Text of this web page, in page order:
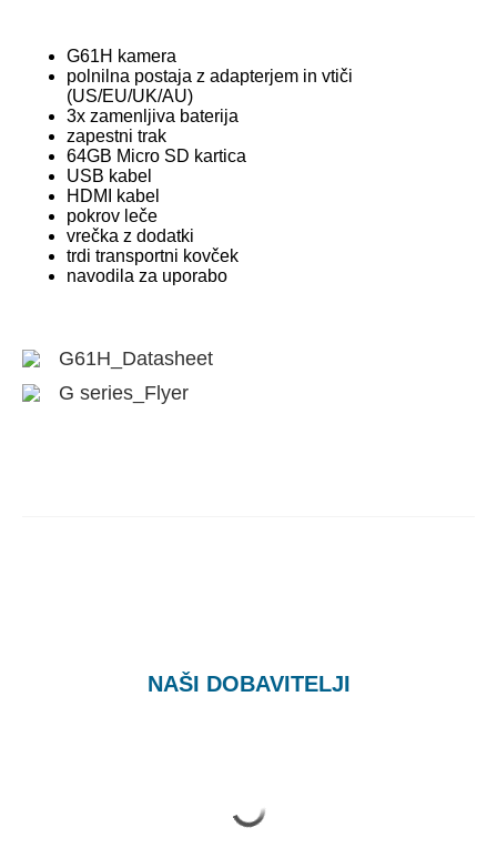
G61H kamera
polnilna postaja z adapterjem in vtiči
(US/EU/UK/AU)
3x zamenljiva baterija
zapestni trak
64GB Micro SD kartica
USB kabel
HDMI kabel
pokrov leče
vrečka z dodatki
trdi transportni kovček
navodila za uporabo
G61H_Datasheet
G series_Flyer
NAŠI DOBAVITELJI